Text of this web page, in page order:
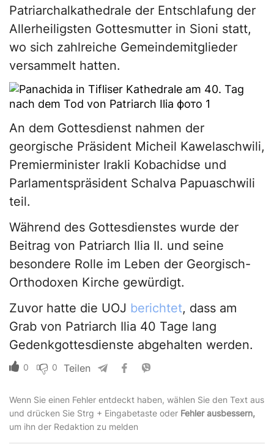
Patriarchalkathedrale der Entschlafung der
Allerheiligsten Gottesmutter in Sioni statt,
wo sich zahlreiche Gemeindemitglieder
versammelt hatten.
An dem Gottesdienst nahmen der
georgische Präsident Micheil Kawelaschwili,
Premierminister Irakli Kobachidse und
Parlamentspräsident Schalva Papuaschwili
teil.
Während des Gottesdienstes wurde der
Beitrag von Patriarch Ilia II. und seine
besondere Rolle im Leben der Georgisch-
Orthodoxen Kirche gewürdigt.
Zuvor hatte die UOJ berichtet, dass am
Grab von Patriarch Ilia 40 Tage lang
Gedenkgottesdienste abgehalten werden.
0 0 Teilen
Wenn Sie einen Fehler entdeckt haben, wählen Sie den Text aus
und drücken Sie Strg + Eingabetaste oder Fehler ausbessern,
um ihn der Redaktion zu melden